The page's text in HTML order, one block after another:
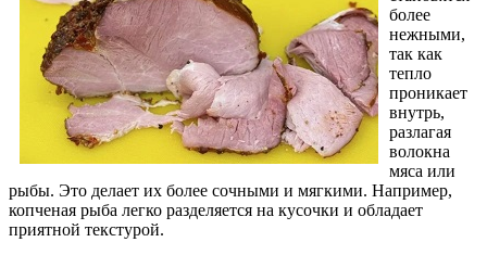
более
нежными,
так как
тепло
проникает
внутрь,
разлагая
волокна
мяса или
рыбы. Это делает их более сочными и мягкими. Например,
копченая рыба легко разделяется на кусочки и обладает
приятной текстурой.